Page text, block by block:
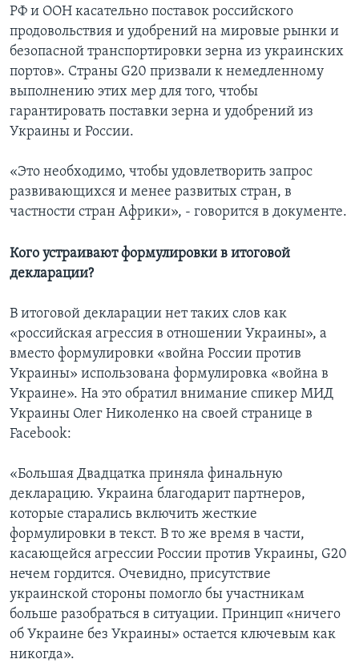
РФ и ООН касательно поставок российского
продовольствия и удобрений на мировые рынки и
безопасной транспортировки зерна из украинских
портов». Страны G20 призвали к немедленному
выполнению этих мер для того, чтобы
гарантировать поставки зерна и удобрений из
Украины и России.
«Это необходимо, чтобы удовлетворить запрос
развивающихся и менее развитых стран, в
частности стран Африки», - говорится в документе.
Кого устраивают формулировки в итоговой
декларации?
В итоговой декларации нет таких слов как
«российская агрессия в отношении Украины», а
вместо формулировки «война России против
Украины» использована формулировка «война в
Украине». На это обратил внимание спикер МИД
Украины Олег Николенко на своей странице в
Facebook:
«Большая Двадцатка приняла финальную
декларацию. Украина благодарит партнеров,
которые старались включить жесткие
формулировки в текст. В то же время в части,
касающейся агрессии России против Украины, G20
нечем гордится. Очевидно, присутствие
украинской стороны помогло бы участникам
больше разобраться в ситуации. Принцип «ничего
об Украине без Украины» остается ключевым как
никогда».